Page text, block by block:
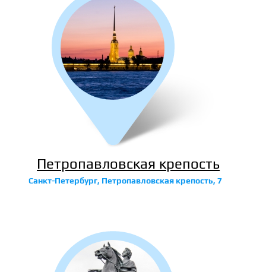
Петропавловская крепость
Санкт-Петербург, Петропавловская крепость, 7